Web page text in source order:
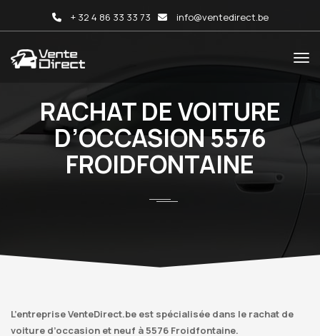
+ 32 4 86 33 33 73 info@ventedirect.be
RACHAT DE VOITURE
D’OCCASION 5576
FROIDFONTAINE
L’entreprise VenteDirect.be est spécialisée dans le rachat de
voiture d’occasion et neuf à 5576 Froidfontaine.